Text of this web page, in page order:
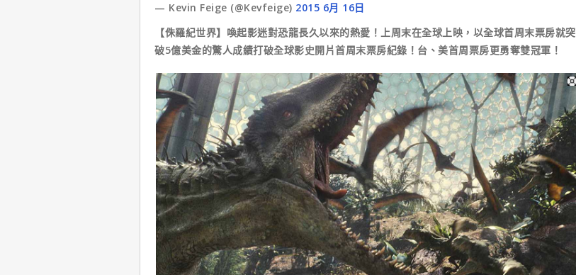
— Kevin Feige (@Kevfeige) 2015 6月 16日
【侏羅紀世界】喚起影迷對恐龍長久以來的熱愛！上周末在全球上映，以全球首周末票房就突
破5億美金的驚人成績打破全球影史開片首周末票房紀錄！台、美首周票房更勇奪雙冠軍！